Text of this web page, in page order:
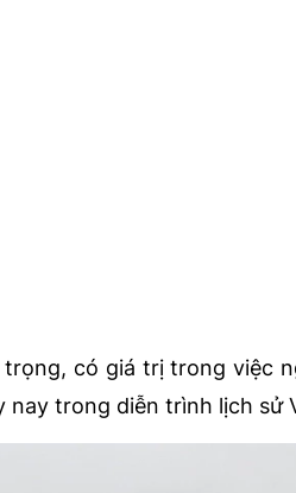
có giá trị trong việc
nay trong diễn trình lịch sử